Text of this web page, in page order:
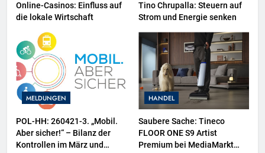
Online-Casinos: Einfluss auf
die lokale Wirtschaft
Tino Chrupalla: Steuern auf
Strom und Energie senken
MELDUNGEN
POL-HH: 260421-3. „Mobil.
Aber sicher!“ – Bilanz der
Kontrollen im März und
HANDEL
Saubere Sache: Tineco
FLOOR ONE S9 Artist
Premium bei MediaMarkt